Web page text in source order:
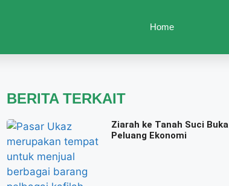
Home
BERITA TERKAIT
Ziarah ke Tanah Suci Buka
Peluang Ekonomi